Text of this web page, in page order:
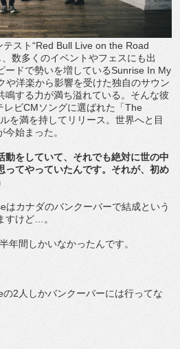
スト“Red Bull Live on the Road
数多くのイベントやフェスにも出
ードで勢いを増しているSunrise In My
や洋楽から影響を受けた独自のサウン
鳴する力が満ち溢れている。そんな彼
レビCMソングに選ばれた「The
を満を持してリリース。世界へと目
始まった。
動をしていて、それでも絶対に世の中
ってやっていたんです。それが、初め
はカナダのバンクーバーで結成という
すけど…。
年間しかいなかったんです。
2人しかバンクーバーには行ってな